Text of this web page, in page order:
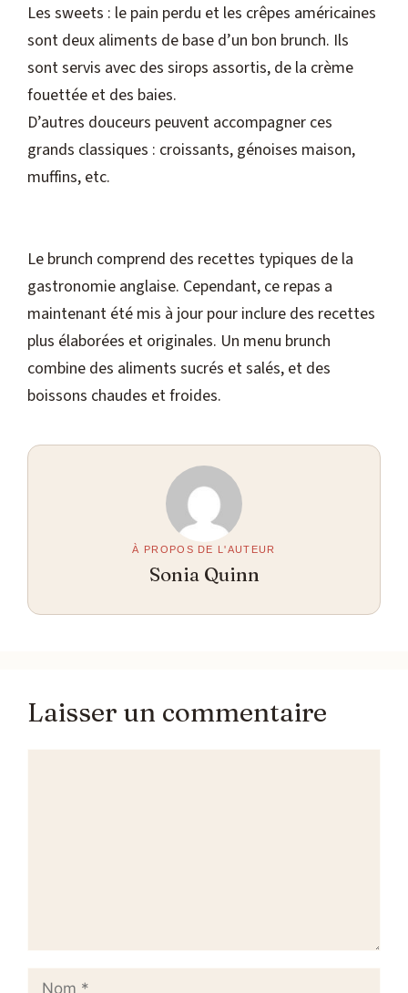
Les sweets : le pain perdu et les crêpes américaines
sont deux aliments de base d’un bon brunch. Ils
sont servis avec des sirops assortis, de la crème
fouettée et des baies.
D’autres douceurs peuvent accompagner ces
grands classiques : croissants, génoises maison,
muffins, etc.
Le brunch comprend des recettes typiques de la
gastronomie anglaise. Cependant, ce repas a
maintenant été mis à jour pour inclure des recettes
plus élaborées et originales. Un menu brunch
combine des aliments sucrés et salés, et des
boissons chaudes et froides.
À PROPOS DE L'AUTEUR
Sonia Quinn
Laisser un commentaire
Nom